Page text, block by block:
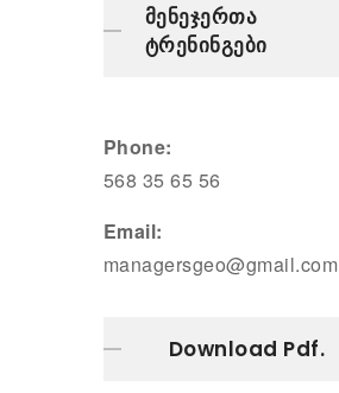
მენეჯერთა
ტრენინგები
Phone:
568 35 65 56
Email:
managersgeo@gmail.com
Download Pdf.